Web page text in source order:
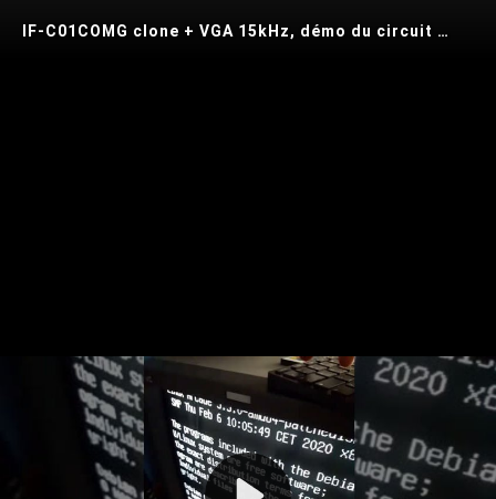
Play
IF-C01COMG clone + VGA 15kHz, démo du circuit de protection